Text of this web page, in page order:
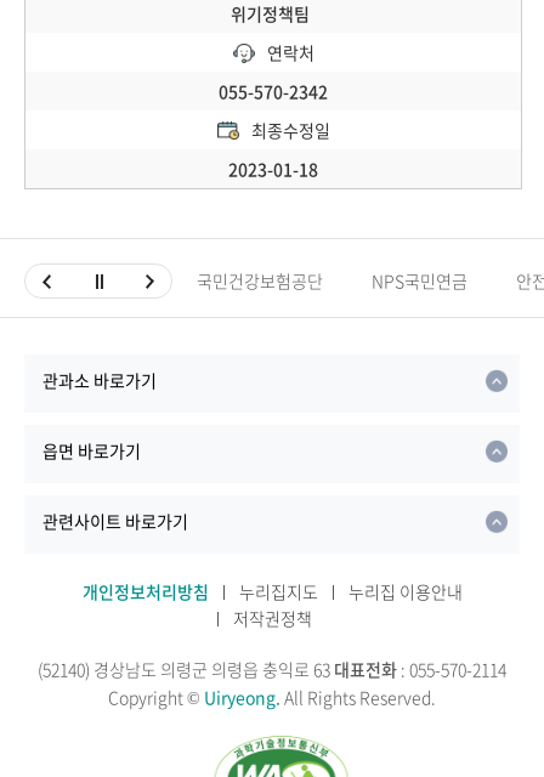
위기정책팀
연락처
055-570-2342
최종수정일
2023-01-18
국민건강보험공단 NPS국민연금 안
관과소 바로가기
읍면 바로가기
관련사이트 바로가기
개인정보처리방침 누리집지도
누리집 이용안내
저작권정책
(52140) 경상남도 의령군 의령읍 충익로 63 대표전화 : 055-570-2114
Copyright © Uiryeong. All Rights Reserved.